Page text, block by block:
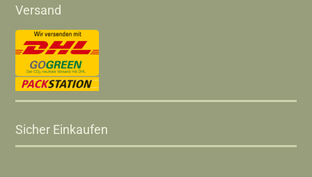
Versand
Sicher Einkaufen